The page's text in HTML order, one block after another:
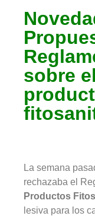
sobre
La semana
rechazaba el
Productos
lesiva para los